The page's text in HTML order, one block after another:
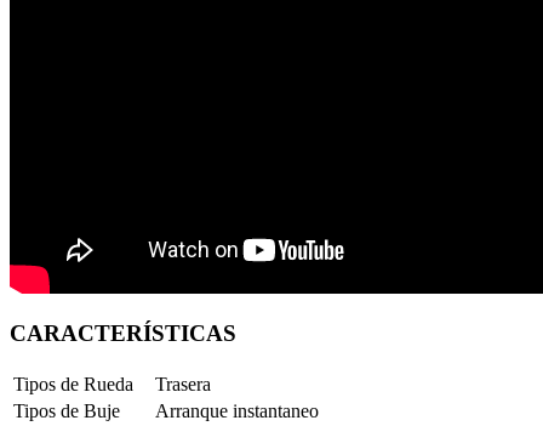
CARACTERÍSTICAS
Tipos de Rueda
Trasera
Tipos de Buje
Arranque instantaneo